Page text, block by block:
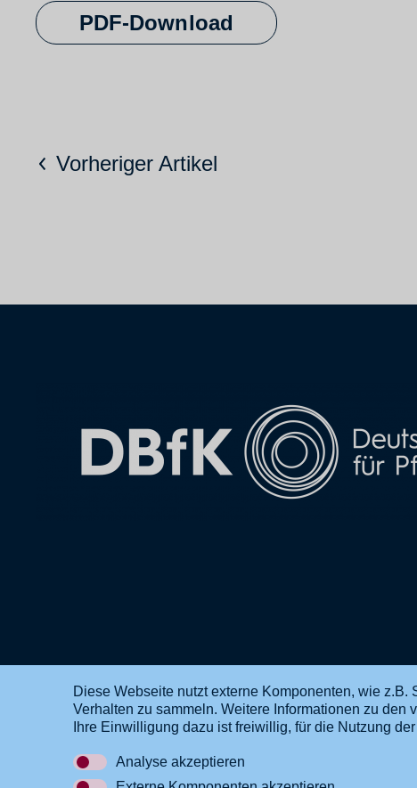
PDF-Download
Vorheriger Artikel
EN
Diese Webseite nutzt externe Komponenten, wie
Verhalten zu sammeln. Weitere Informationen zu
Ihre Einwilligung dazu ist freiwillig, für die Nutzung
Analyse akzeptieren